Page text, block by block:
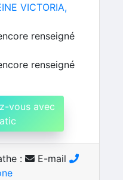
VICTORIA,
renseigné
renseigné
vous avec
:
E-mail